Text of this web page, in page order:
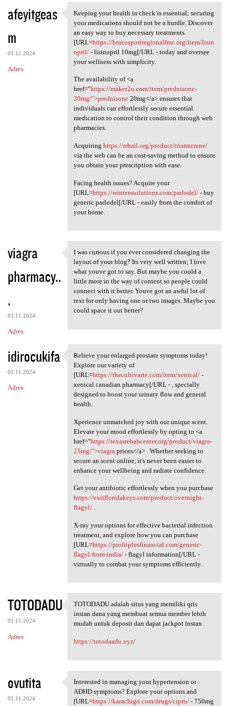
afeyitgeas
m
01.11.2024
Adres
Keeping your health in check
Keeping your health in check is essential; securing
your medications should not be a hurdle. Discover
an easy way to buy necessary treatments.
[URL=https://brazosportregionalfmc.org/item/lisin
opril/- lisinopril 10mg[/URL - today and oversee
your wellness with simplicity.
The availability of <a
href="https://maker2u.com/item/prednisone-
20mg/">prednisone20mg</a> ensures that
individuals can effortlessly secure essential
medication to control their condition through web
pharmacies.
Acquiring https://rrhail.org/product/triamterene/
via the web can be an cost-saving method to ensure
you obtain your prescription with ease.
Facing health issues? Acquire your
[URL=https://winterssolutions.com/parlodel/- buy
generic parlodel[/URL - easily from the comfort of
your home.
viagra
pharmacy..
.
01.11.2024
Adres
I was curious if you ever
I was curious if you ever considered changing the
layout of your blog? Its very well written; I love
what youve got to say. But maybe you could a
little more in the way of content so people could
connect with it better. Youve got an awful lot of
text for only having one or two images. Maybe you
could space it out better?
idirocukifa
01.11.2024
Adres
Relieve your enlarged
Relieve your enlarged prostate symptoms today!
Explore our variety of
[URL=https://thecultivarte.com/item/xenical/-
xenical canadian pharmacy[/URL - , specially
designed to boost your urinary flow and general
health.
Xperience unmatched joy with our unique scent.
Elevate your mood effortlessly by opting to <a
href="https://texasrehabcenter.org/product/viagra-
25mg/">viagra prices</a> . Whether seeking to
secure an scent online, it's never been easier to
enhance your wellbeing and radiate confidence.
Get your antibiotic effortlessly when you purchase
https://exitfloridakeys.com/product/overnight-
flagyl/.
X-ray your options for effective bacterial infection
treatment, and explore how you can purchase
[URL=https://profitplusfinancial.com/generic-
flagyl-from-india/- flagyl information[/URL -
virtually to combat your symptoms efficiently.
TOTODADU
01.11.2024
Adres
TOTODADU adalah situs yang
TOTODADU adalah situs yang memiliki qris
instan dana yang membuat semua member lebih
mudah untuk deposit dan dapat jackpot instan
https://totodaadu.xyz/
ovutita
01.11.2024
Interested in managing your
Interested in managing your hypertension or
ADHD symptoms? Explore your options and
[URL=https://karachigo.com/drugs/cipro/- 750mg